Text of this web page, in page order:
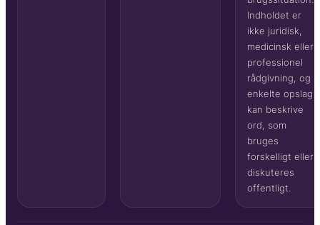
Indholdet er
ikke juridisk,
medicinsk eller
professionel
rådgivning, og
enkelte opslag
kan beskrive
ord, som
bruges
forskelligt eller
diskuteres
offentligt.